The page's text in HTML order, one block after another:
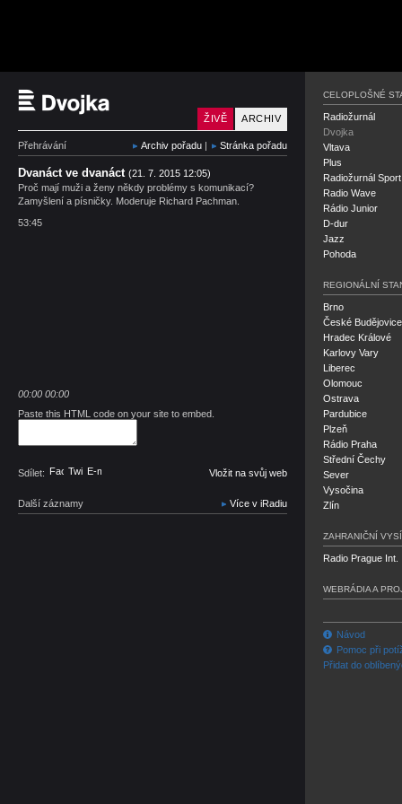
Český rozhlas Dvojka
ARCHIV
ŽIVĚ
Přehrávání Archiv pořadu | Stránka pořadu
Dvanáct ve dvanáct (21. 7. 2015 12:05)
Proč mají muži a ženy někdy problémy s komunikací?
Zamyšlení a písničky. Moderuje Richard Pachman.
53:45
00:00 00:00
Paste this HTML code on your site to embed.
Sdílet: Facebook
TwitterE-mail Vložit na svůj web
Další záznamy Více v iRadiu
CELOPLOŠNÉ
Radiožurnál
Dvojka
Vltava
Plus
Radiožurnál Sport
Radio Wave
Rádio Junior
D-dur
Jazz
Pohoda
REGIONÁLNÍ
Brno
České Budějovice
Hradec Králové
Karlovy Vary
Liberec
Olomouc
Ostrava
Pardubice
Plzeň
Rádio Praha
Střední Čechy
Sever
Vysočina
Zlín
ZAHRANIČNÍ
Radio Prague Int.
WEBRÁDIA A
Návod
Pomoc při
Přidat do